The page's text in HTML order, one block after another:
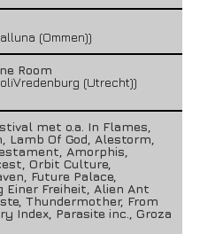
(Ommen))
Room
(Utrecht))
met o.a. In Flames,
Lamb Of God, Alestorm,
Amorphis,
Orbit Culture,
Future Palace,
Einer Freiheit, Alien Ant
Thundermother, From
Index, Parasite inc., Groza